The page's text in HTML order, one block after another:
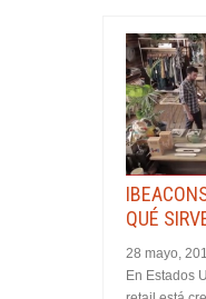
QUÉ
28 mayo,
En Estados